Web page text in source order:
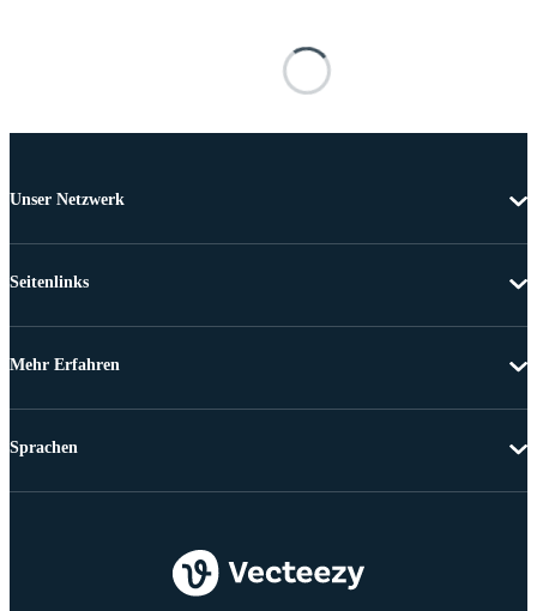
Unser Netzwerk
Seitenlinks
Mehr Erfahren
Sprachen